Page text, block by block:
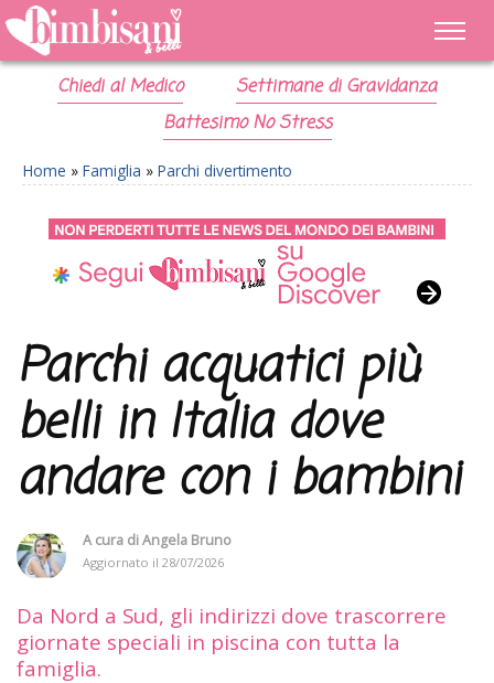
Chiedi al Medico
Settimane di Gravidanza
Battesimo No Stress
Home » Famiglia » Parchi divertimento
Parchi acquatici più
belli in Italia dove
andare con i bambini
A cura diAngela Bruno
Aggiornato il 28/07/2026
Da Nord a Sud, gli indirizzi dove trascorrere
giornate speciali in piscina con tutta la
famiglia.